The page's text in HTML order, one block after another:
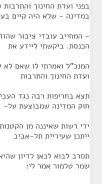
בפני ועדת החינוך
במדינה - שלא היה קיים
- המחייב עובדי ציבור
הכנסת. ביקשתי ליידע את
המנכ"ל ואמרתי לו שאם לא
ועדת החינוך והתרבות
תצא בחריפות רבה נגד
חוק המדינה שמבוצעת על-
ידי רשות שאיננה מן
ייתכן שעיריית תל-אביב
תסרב לבוא לכאן לדיון
שמר טלמור אמר לי: